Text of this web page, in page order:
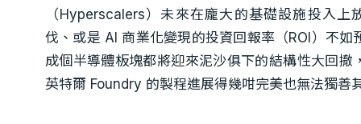
（Hyperscalers）未來在龐大的基礎設施投入上
伐、或是 AI 商業化變現的投資回報率（ROI）不如
成個半導體板塊都將迎來泥沙俱下的結構性大回撤
英特爾 Foundry 的製程進展得幾咁完美也無法獨善